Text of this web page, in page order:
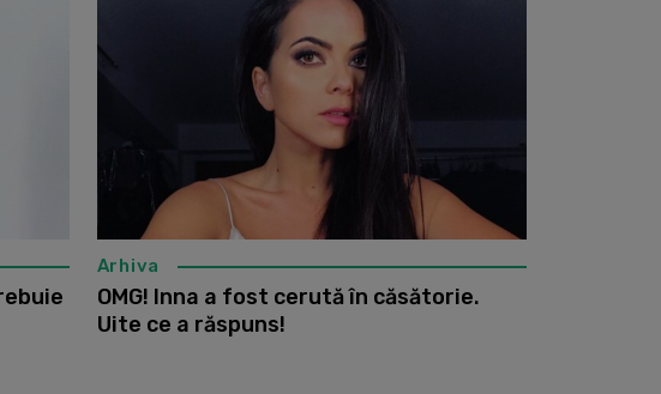
roșu de la Premiile
Grammy 2024. Ce
ținute speciale au
ales Taylor Swift și
Dua Lipa
Arhiva
OMG! Inna a fost cerută în căsătorie.
Uite ce a răspuns!